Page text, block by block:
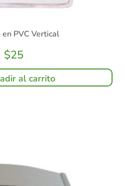
PVC Vertical
$25
al carrito